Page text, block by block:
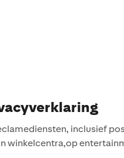
inclusief
winkelcentra,op